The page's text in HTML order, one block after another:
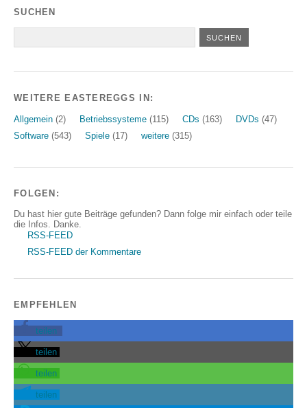
SUCHEN
WEITERE EASTEREGGS IN:
Allgemein (2) Betriebssysteme (115) CDs (163) DVDs (47)
Software (543) Spiele (17) weitere (315)
FOLGEN:
Du hast hier gute Beiträge gefunden? Dann folge mir einfach oder teile
die Infos. Danke.
RSS-FEED
RSS-FEED der Kommentare
EMPFEHLEN
teilen
teilen
teilen
teilen